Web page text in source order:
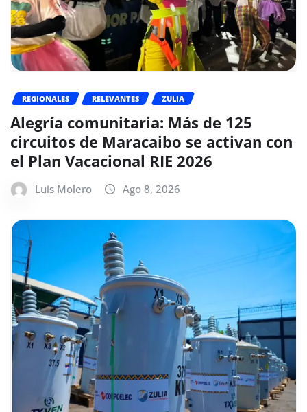
REGIONALES RELEVANTES ZULIA
Alegría comunitaria: Más de 125
circuitos de Maracaibo se activan con
el Plan Vacacional RIE 2026
Luis Molero Ago 8, 2026